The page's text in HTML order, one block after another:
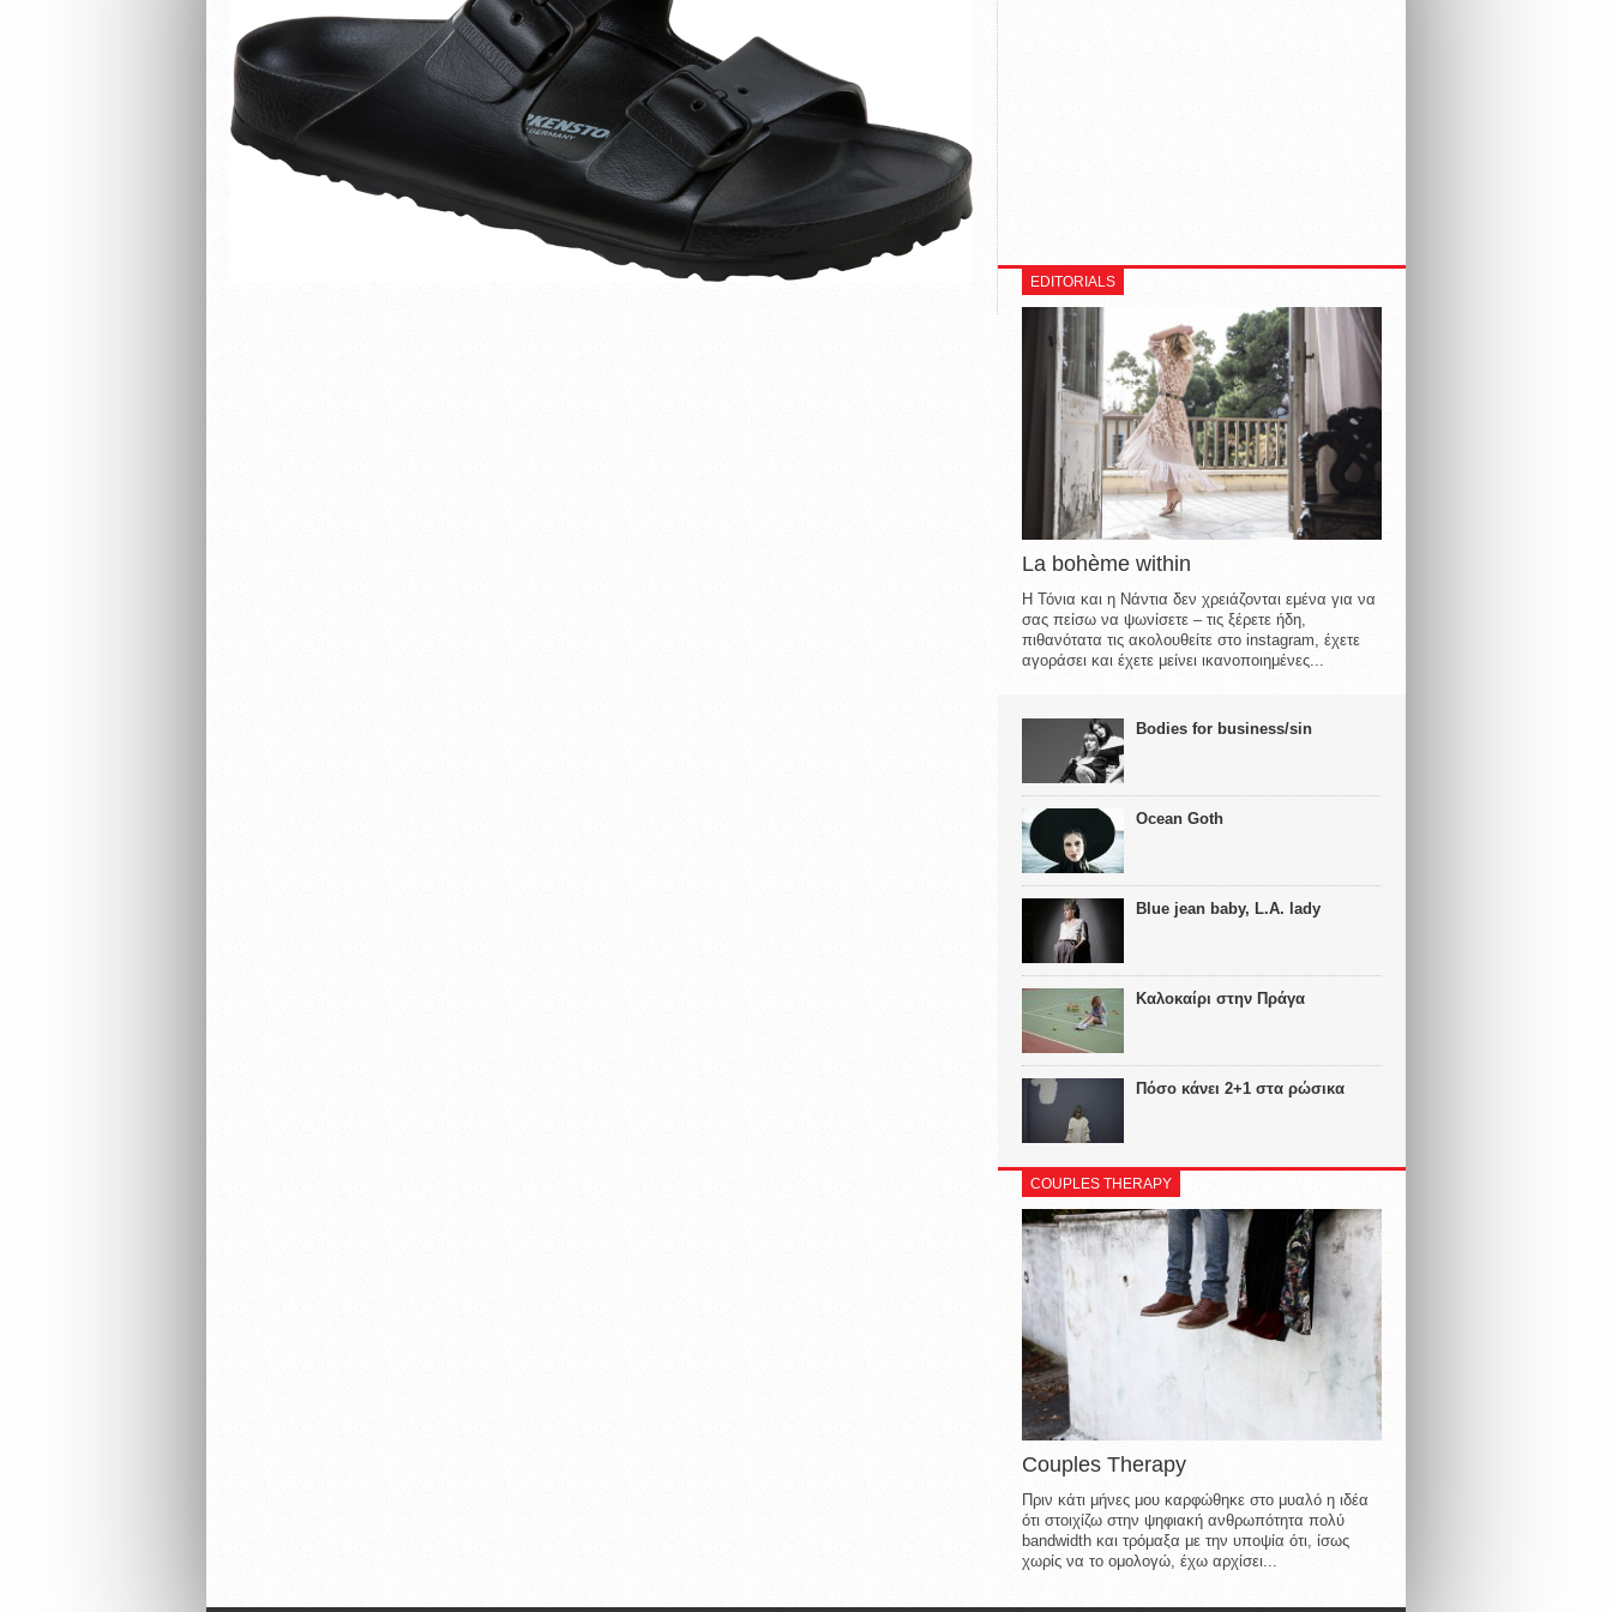
EDITORIALS
La bohème within
Η Τόνια και η Νάντια δεν χρειάζονται εμένα για να
σας πείσω να ψωνίσετε – τις ξέρετε ήδη,
πιθανότατα τις ακολουθείτε στο instagram, έχετε
αγοράσει και έχετε μείνει ικανοποιημένες...
Bodies for business/sin
Ocean Goth
Blue jean baby, L.A. lady
Καλοκαίρι στην Πράγα
Πόσο κάνει 2+1 στα ρώσικα
COUPLES THERAPY
Couples Therapy
Πριν κάτι μήνες μου καρφώθηκε στο μυαλό η ιδέα
ότι στοιχίζω στην ψηφιακή ανθρωπότητα πολύ
bandwidth και τρόμαξα με την υποψία ότι, ίσως
χωρίς να το ομολογώ, έχω αρχίσει...